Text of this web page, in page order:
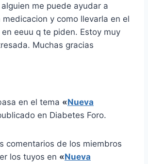
me puede ayudar a
medicacion y como llevarla en el
eeuu q te piden. Estoy muy
Muchas gracias
en el tema «Nueva
en Diabetes Foro.
comentarios de los miembros
los tuyos en «Nueva